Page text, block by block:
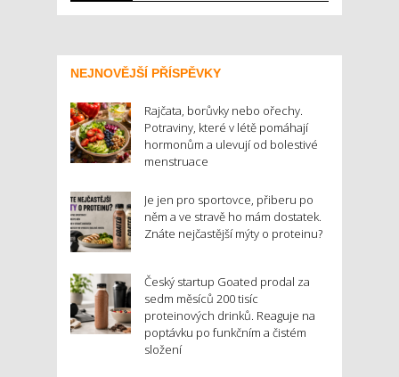
NEJNOVĚJŠÍ PŘÍSPĚVKY
Rajčata, borůvky nebo ořechy.
Potraviny, které v létě pomáhají
hormonům a ulevují od bolestivé
menstruace
Je jen pro sportovce, přiberu po
něm a ve stravě ho mám dostatek.
Znáte nejčastější mýty o proteinu?
Český startup Goated prodal za
sedm měsíců 200 tisíc
proteinových drinků. Reaguje na
poptávku po funkčním a čistém
složení